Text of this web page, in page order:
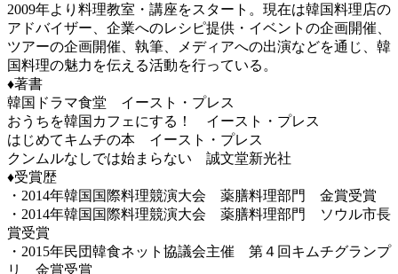
2009年より料理教室・講座をスタート。現在は韓国料理店の
アドバイザー、企業へのレシピ提供・イベントの企画開催、
ツアーの企画開催、執筆、メディアへの出演などを通じ、韓
国料理の魅力を伝える活動を行っている。
♦著書
韓国ドラマ食堂 イースト・プレス
おうちを韓国カフェにする！ イースト・プレス
はじめてキムチの本 イースト・プレス
クンムルなしでは始まらない 誠文堂新光社
♦受賞歴
・2014年韓国国際料理競演大会 薬膳料理部門 金賞受賞
・2014年韓国国際料理競演大会 薬膳料理部門 ソウル市長
賞受賞
・2015年民団韓食ネット協議会主催 第４回キムチグランプ
リ 金賞受賞